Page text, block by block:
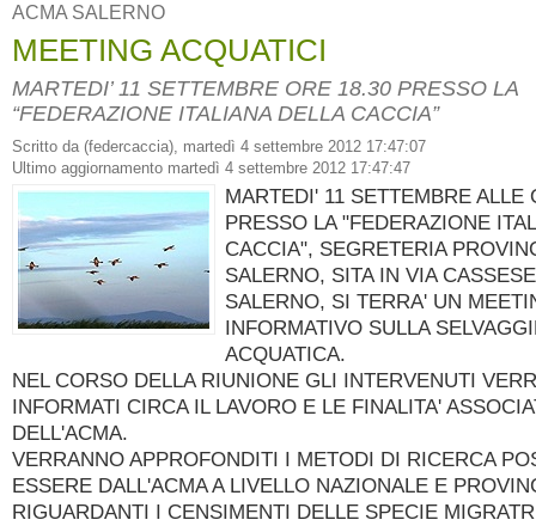
ACMA SALERNO
MEETING ACQUATICI
MARTEDI’ 11 SETTEMBRE ORE 18.30 PRESSO LA
“FEDERAZIONE ITALIANA DELLA CACCIA”
Scritto da (federcaccia), martedì 4 settembre 2012 17:47:07
Ultimo aggiornamento martedì 4 settembre 2012 17:47:47
MARTEDI' 11 SETTEMBRE ALLE
PRESSO LA "FEDERAZIONE
CACCIA", SEGRETERIA
SALERNO, SITA IN VIA
SALERNO, SI TERRA' UN
INFORMATIVO SULLA
ACQUATICA.
NEL CORSO DELLA RIUNIONE GLI INTERVENUTI
INFORMATI CIRCA IL LAVORO E LE FINALITA'
DELL'ACMA.
VERRANNO APPROFONDITI I METODI DI RICERCA
ESSERE DALL'ACMA A LIVELLO NAZIONALE E
RIGUARDANTI I CENSIMENTI DELLE SPECIE